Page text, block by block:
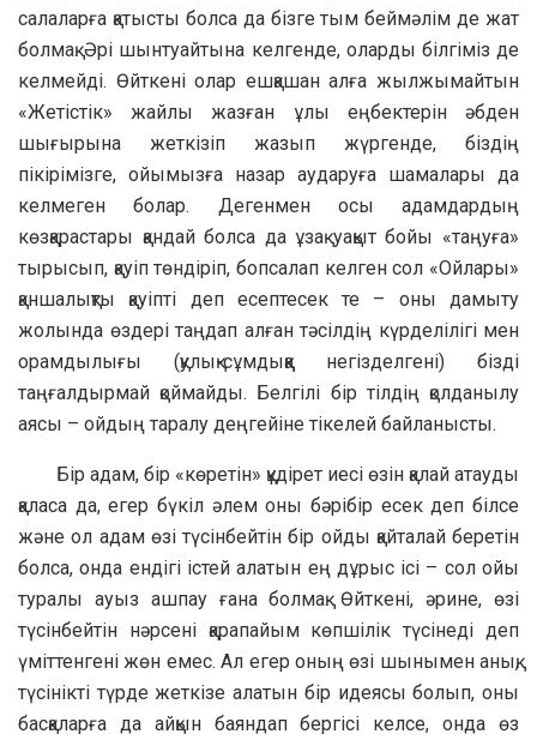
салаларға қатысты болса да бізге тым беймәлім де жат
болмақ. Әрі шынтуайтына келгенде, оларды білгіміз де
келмейді. Өйткені олар ешқашан алға жылжымайтын
«Жетістік» жайлы жазған ұлы еңбектерін әбден
шығырына жеткізіп жазып жүргенде, біздің
пікірімізге, ойымызға назар аударуға шамалары да
келмеген болар. Дегенмен осы адамдардың
көзқарастары қандай болса да ұзақ уақыт бойы «таңуға»
тырысып, қауіп төндіріп, бопсалап келген сол «Ойлары»
қаншалықты қауіпті деп есептесек те – оны дамыту
жолында өздері таңдап алған тәсілдің күрделілігі мен
орамдылығы (қулық-сұмдыққа негізделгені) бізді
таңғалдырмай қоймайды. Белгілі бір тілдің қолданылу
аясы – ойдың таралу деңгейіне тікелей байланысты.
Бір адам, бір «көретін» құдірет иесі өзін қалай атауды
қаласа да, егер бүкіл әлем оны бәрібір есек деп білсе
және ол адам өзі түсінбейтін бір ойды қайталай беретін
болса, онда ендігі істей алатын ең дұрыс ісі – сол ойы
туралы ауыз ашпау ғана болмақ. Өйткені, әрине, өзі
түсінбейтін нәрсені қарапайым көпшілік түсінеді деп
үміттенгені жөн емес. Ал егер оның өзі шынымен анық,
түсінікті түрде жеткізе алатын бір идеясы болып, оны
басқаларға да айқын баяндап бергісі келсе, онда өз